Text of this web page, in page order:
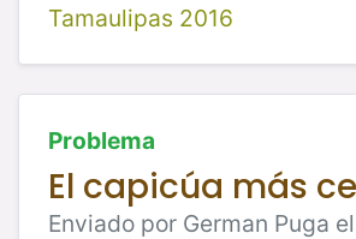
Tamaulipas 2016
Problema
El capicúa más
Enviado por German Puga